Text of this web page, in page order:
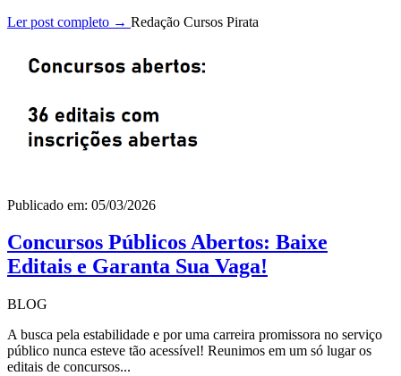
Ler post completo → Redação Cursos Pirata
Publicado em: 05/03/2026
Concursos Públicos Abertos: Baixe
Editais e Garanta Sua Vaga!
BLOG
A busca pela estabilidade e por uma carreira promissora no serviço
público nunca esteve tão acessível! Reunimos em um só lugar os
editais de concursos...